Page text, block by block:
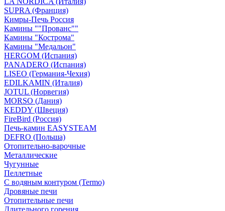
SUPRA (Франция)
Кимры-Печь Россия
Камины ""Прованс""
Камины "Кострома"
Камины "Медальон"
HERGOM (Испания)
PANADERO (Испания)
LISEO (Германия-Чехия)
EDILKAMIN (Италия)
JOTUL (Норвегия)
MORSO (Дания)
KEDDY (Швеция)
FireBird (Россия)
Печь-камин EASYSTEAM
DEFRO (Польша)
Отопительно-варочные
Металлические
Чугунные
Пеллетные
С водяным контуром (Termo)
Дровяные печи
Отопительные печи
Длительного горения